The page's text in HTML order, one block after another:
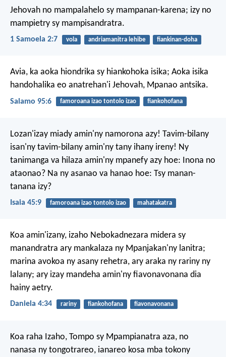
Jehovah no mampalahelo sy mampanan-karena; izy no
mampietry sy mampisandratra.
1 Samoela 2:7 vola andriamanitra lehibe fiankinan-doha
Avia, ka aoka hiondrika sy hiankohoka isika; Aoka isika
handohalika eo anatrehan'i Jehovah, Mpanao antsika.
Salamo 95:6 famoroana izao tontolo izao fiankohofana
Lozan'izay miady amin'ny namorona azy! Tavim-bilany
isan'ny tavim-bilany amin'ny tany ihany ireny! Ny
tanimanga va hilaza amin'ny mpanefy azy hoe: Inona no
ataonao? Na ny asanao va hanao hoe: Tsy manan-
tanana izy?
Isaia 45:9 famoroana izao tontolo izao mahatakatra
Koa amin'izany, izaho Nebokadnezara midera sy
manandratra ary mankalaza ny Mpanjakan'ny lanitra;
marina avokoa ny asany rehetra, ary araka ny rariny ny
lalany; ary izay mandeha amin'ny fiavonavonana dia
hainy aetry.
Daniela 4:34 rariny fiankohofana fiavonavonana
Koa raha Izaho, Tompo sy Mpampianatra aza, no
nanasa ny tongotrareo, ianareo kosa mba tokony